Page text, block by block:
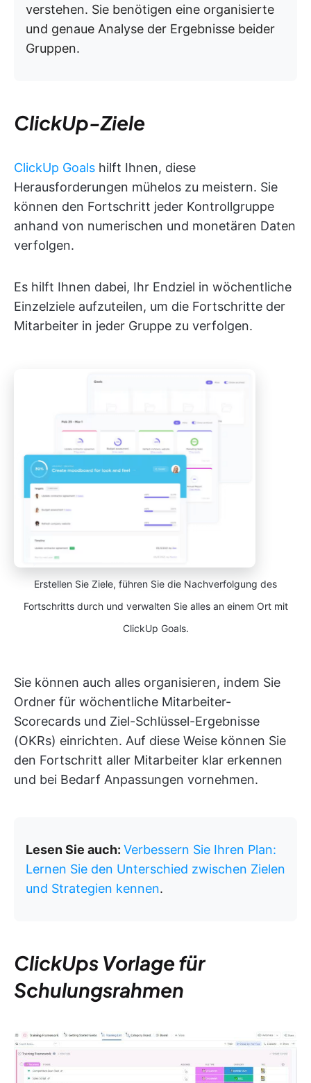
verstehen. Sie benötigen eine organisierte
und genaue Analyse der Ergebnisse beider
Gruppen.
ClickUp-Ziele
ClickUp Goals hilft Ihnen, diese
Herausforderungen mühelos zu meistern. Sie
können den Fortschritt jeder Kontrollgruppe
anhand von numerischen und monetären Daten
verfolgen.
Es hilft Ihnen dabei, Ihr Endziel in wöchentliche
Einzelziele aufzuteilen, um die Fortschritte der
Mitarbeiter in jeder Gruppe zu verfolgen.
Erstellen Sie Ziele, führen Sie die Nachverfolgung des
Fortschritts durch und verwalten Sie alles an einem Ort mit
ClickUp Goals.
Sie können auch alles organisieren, indem Sie
Ordner für wöchentliche Mitarbeiter-
Scorecards und Ziel-Schlüssel-Ergebnisse
(OKRs) einrichten. Auf diese Weise können Sie
den Fortschritt aller Mitarbeiter klar erkennen
und bei Bedarf Anpassungen vornehmen.
Lesen Sie auch: Verbessern Sie Ihren Plan:
Lernen Sie den Unterschied zwischen Zielen
und Strategien kennen.
ClickUps Vorlage für
Schulungsrahmen